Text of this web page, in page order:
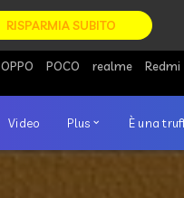
RISPARMIA SUBITO
OPPO POCO realme Redmi
Video Plus È una